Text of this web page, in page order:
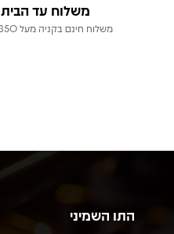
משלוח עד הבית
משלוח חינם בקניה מעל 350 ש"ח
התו השמיני